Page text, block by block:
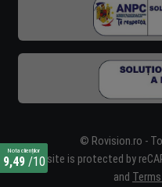
© Rovision.ro -
This site is protected by
and
Nota clienților
9,49/10